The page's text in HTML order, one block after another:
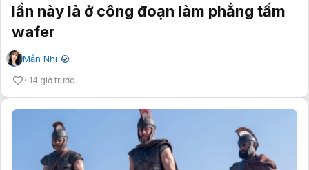
lần này là ở công đoạn làm phẳng tấm
wafer
Mẫn Nhi ✔
14 giờ trước